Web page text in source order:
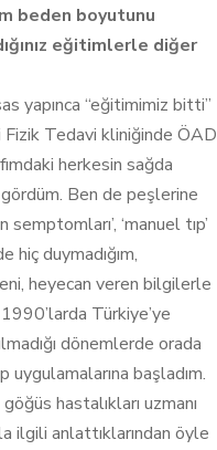
beden boyutunu
eğitimlerle diğer
yapınca “eğitimimiz bitti”
Tedavi kliniğinde ÖAD
herkesin sağda
Ben de peşlerine
‘manuel tıp’
hiç duymadığım,
heyecan veren bilgilerle
Türkiye’ye
dönemlerde orada
başladım.
hastalıkları uzmanı
ilgili anlattıklarından öyle